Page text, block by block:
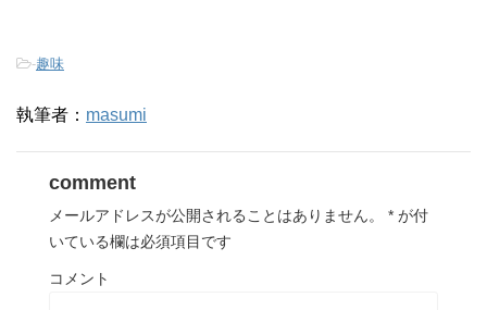
-趣味
執筆者： masumi
comment
メールアドレスが公開されることはありません。 * が付
いている欄は必須項目です
コメント